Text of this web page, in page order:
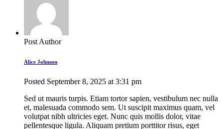
Post Author
Alice Johnson
Posted September 8, 2025 at 3:31 pm
Sed ut mauris turpis. Etiam tortor sapien, vestibulum nec nulla
et, malesuada commodo sem. Ut suscipit maximus quam, vel
volutpat nibh ultricies eget. Nunc quis mollis dolor, vitae
pellentesque ligula. Aliquam pretium porttitor risus, eget